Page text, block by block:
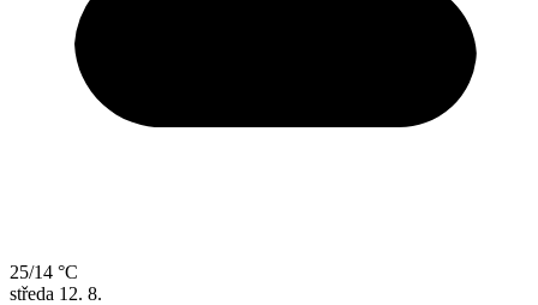
25/14 °C
středa 12. 8.